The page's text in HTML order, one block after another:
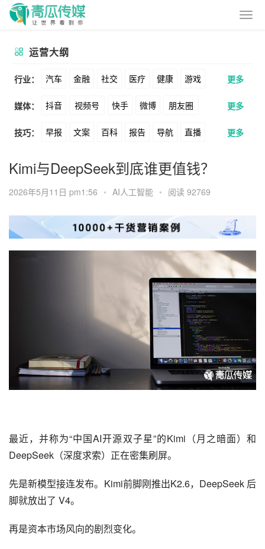
运营大纲
行业： 汽车 金融 社交 医疗 健康 游戏
动漫 美妆 美食 家装 教育 婚纱
酒旅 母婴 宠物 文娱 跨境 科技
广告 元宇宙 房地产
更多
媒体： 抖音 视频号 快手 微博 朋友圈
公众号 B站 小红书 头条 知乎
Soul 360 百度 搜狗 爱奇艺 美柚
美图 最右 神马 谷歌 Facebook
Tiktok YouTube Yahoo Bing
更多
技巧： 早报 文案 百科 报告 导航 直播
卖货 脚本 话术 电商 私域 社群
涨粉 广告 推广 方案 策划 案例
数据 拉新 活动 用户 海外
更多
Kimi与DeepSeek到底谁更值钱？
2026年5月11日 pm1:56 • AI人工智能 • 阅读 92769
最近，并称为“中国AI开源双子星”的Kimi （月之暗面）和
DeepSeek （深度求索）正在密集刷屏。
先是新模型接连发布。Kimi前脚刚推出K2.6，DeepSeek 后
脚就放出了 V4。
再是资本市场风向的剧烈变化。